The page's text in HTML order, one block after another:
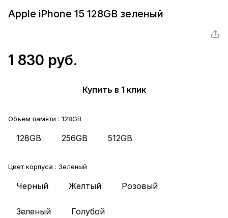
Apple iPhone 15 128GB зеленый
1 830 руб.
Купить в 1 клик
Объем памяти : 128GB
128GB 256GB 512GB
Цвет корпуса : Зеленый
Черный Желтый Розовый
Зеленый Голубой